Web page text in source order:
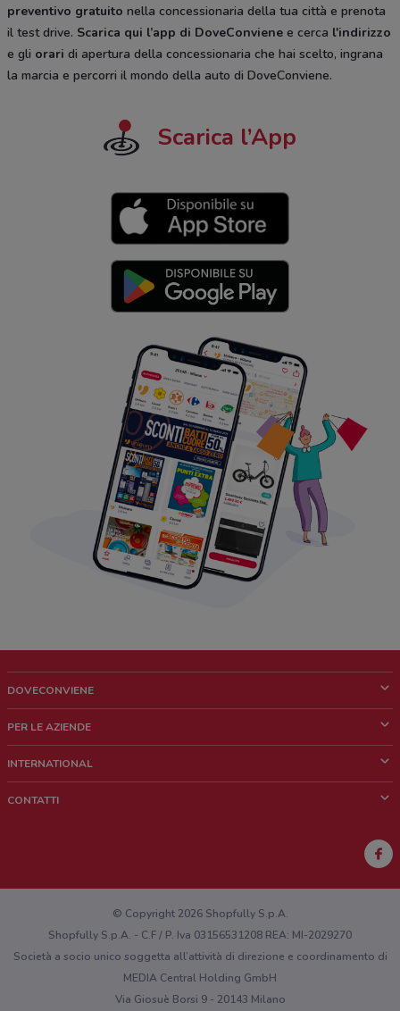
preventivo gratuito nella concessionaria della tua città e prenota
il test drive. Scarica qui l’app di DoveConviene e cerca l'indirizzo
e gli orari di apertura della concessionaria che hai scelto, ingrana
la marcia e percorri il mondo della auto di DoveConviene.
Scarica l’App
DOVECONVIENE
Chi siamo
Lavora con noi
PER LE AZIENDE
Richieste commerciali e marketing
INTERNATIONAL
CONTATTI
Hai un malfunzionamento sul web o sull'app?
© Copyright 2026 Shopfully S.p.A.
Shopfully S.p.A. - C.F / P. Iva 03156531208 REA: MI-2029270
Società a socio unico soggetta all’attività di direzione e coordinamento di
MEDIA Central Holding GmbH
Via Giosuè Borsi 9 - 20143 Milano